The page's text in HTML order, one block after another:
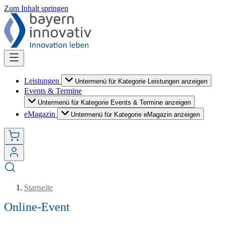
Zum Inhalt springen
Leistungen Untermenü für Kategorie Leistungen anzeigen
Events & Termine
Untermenü für Kategorie Events & Termine anzeigen
eMagazin Untermenü für Kategorie eMagazin anzeigen
Startseite
Online-Event